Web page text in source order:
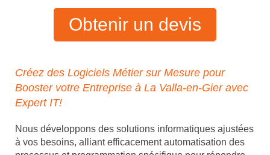
Obtenir un devis
Créez des Logiciels Métier sur Mesure pour
Booster votre Entreprise à La Valla-en-Gier avec
Expert IT!
Nous développons des solutions informatiques ajustées
à vos besoins, alliant efficacement automatisation des